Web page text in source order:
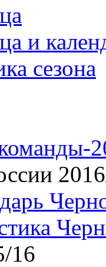
и
сезона
16